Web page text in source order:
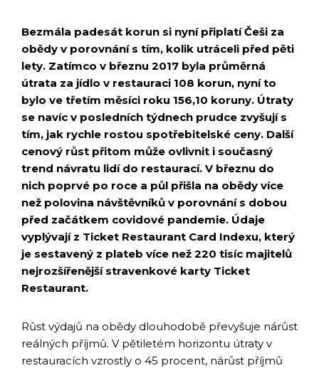
Bezmála padesát korun si nyní připlatí Češi za
obědy v porovnání s tím, kolik utráceli před pěti
lety. Zatímco v březnu 2017 byla průměrná
útrata za jídlo v restauraci 108 korun, nyní to
bylo ve třetím měsíci roku 156,10 koruny. Útraty
se navíc v posledních týdnech prudce zvyšují s
tím, jak rychle rostou spotřebitelské ceny. Další
cenový růst přitom může ovlivnit i současný
trend návratu lidí do restaurací. V březnu do
nich poprvé po roce a půl přišla na obědy více
než polovina návštěvníků v porovnání s dobou
před začátkem covidové pandemie. Údaje
vyplývají z Ticket Restaurant Card Indexu, který
je sestavený z plateb více než 220 tisíc majitelů
nejrozšířenější stravenkové karty Ticket
Restaurant.
Růst výdajů na obědy dlouhodobě převyšuje nárůst
reálných příjmů. V pětiletém horizontu útraty v
restauracích vzrostly o 45 procent, nárůst příjmů